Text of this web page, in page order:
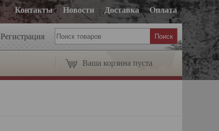
Оплата
Доставка
Новости
Контакты
Регистрация
Ваша корзина пуста